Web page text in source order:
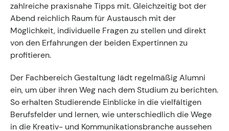
zahlreiche praxisnahe Tipps mit. Gleichzeitig bot der
Abend reichlich Raum für Austausch mit der
Möglichkeit, individuelle Fragen zu stellen und direkt
von den Erfahrungen der beiden Expertinnen zu
profitieren.
Der Fachbereich Gestaltung lädt regelmäßig Alumni
ein, um über ihren Weg nach dem Studium zu berichten.
So erhalten Studierende Einblicke in die vielfältigen
Berufsfelder und lernen, wie unterschiedlich die Wege
in die Kreativ- und Kommunikationsbranche aussehen